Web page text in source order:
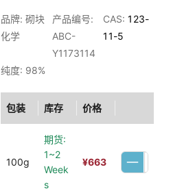
品牌: 砌块
化学
产品编号:
ABC-
Y1173114
CAS: 123-
11-5
纯度: 98%
包装 库存 价格
100g
期货:
1~2
Week
s
¥663